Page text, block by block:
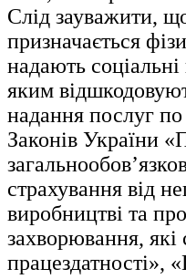
Слід зауважити,
призначається
надають
яким
надання послуг по
Законів України
страхування від
виробництві та
захворювання,
працездатності»,